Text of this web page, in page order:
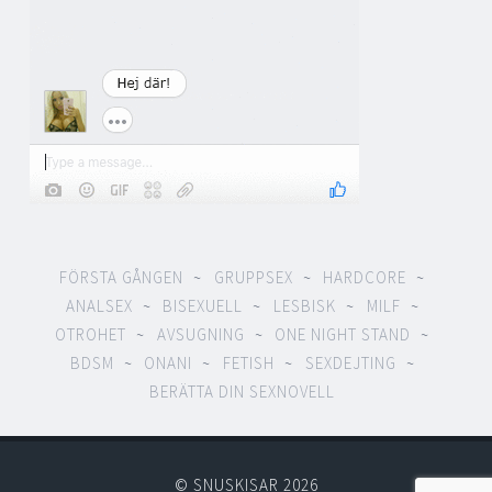
FÖRSTA GÅNGEN GRUPPSEX
HARDCORE
ANALSEX
BISEXUELL LESBISK
MILF
OTROHET
AVSUGNING
ONE NIGHT STAND
BDSM
ONANI FETISH
SEXDEJTING
BERÄTTA DIN SEXNOVELL
© SNUSKISAR 2026